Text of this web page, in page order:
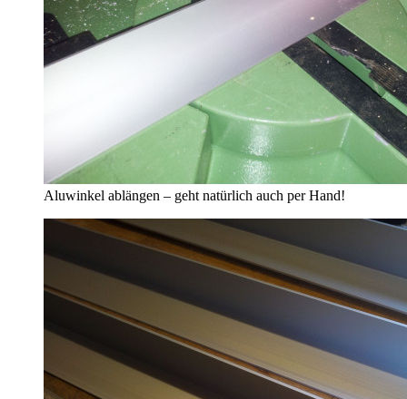
Aluwinkel ablängen – geht natürlich auch per Hand!